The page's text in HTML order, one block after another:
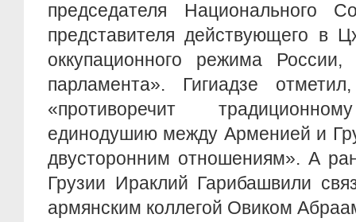
председателя Национального
представителя действующего в
оккупационного режима России,
парламента». Гигиадзе
«противоречит
единодушию между Арменией и
двусторонним отношениям». А
Грузии Ираклий Гарибашвили
армянским коллегой Овиком